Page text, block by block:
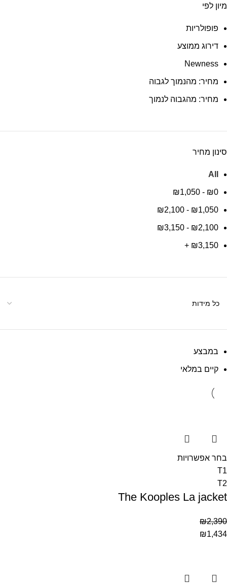
מיון לפי
פופולריות
דירוג ממוצע
Newness
מחיר: מהנמוך לגבוה
מחיר: מהגבוה לנמוך
סינון מחיר
All
₪0
-
₪1,050
₪1,050
-
₪2,100
₪2,100
-
₪3,150
₪3,150
+
במבצע
קיים במלאי
בחר אפשרויות
T1
T2
The Kooples La jacket
₪2,390
₪1,434